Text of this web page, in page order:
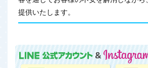
提供いたします。